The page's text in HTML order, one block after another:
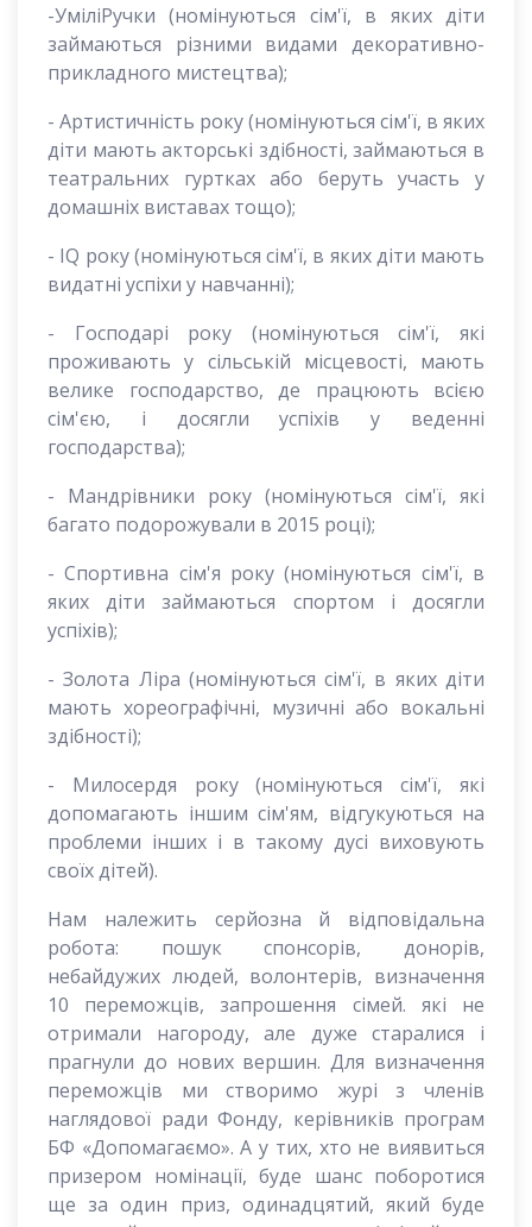
-УміліРучки (номінуються сім'ї, в яких діти
займаються різними видами декоративно-
прикладного мистецтва);
- Артистичність року (номінуються сім'ї, в яких
діти мають акторські здібності, займаються в
театральних гуртках або беруть участь у
домашніх виставах тощо);
- IQ року (номінуються сім'ї, в яких діти мають
видатні успіхи у навчанні);
- Господарі року (номінуються сім'ї, які
проживають у сільській місцевості, мають
велике господарство, де працюють всією
сім'єю, і досягли успіхів у веденні
господарства);
- Мандрівники року (номінуються сім'ї, які
багато подорожували в 2015 році);
- Спортивна сім'я року (номінуються сім'ї, в
яких діти займаються спортом і досягли
успіхів);
- Золота Ліра (номінуються сім'ї, в яких діти
мають хореографічні, музичні або вокальні
здібності);
- Милосердя року (номінуються сім'ї, які
допомагають іншим сім'ям, відгукуються на
проблеми інших і в такому дусі виховують
своїх дітей).
Нам належить серйозна й відповідальна
робота: пошук спонсорів, донорів,
небайдужих людей, волонтерів, визначення
10 переможців, запрошення сімей. які не
отримали нагороду, але дуже старалися і
прагнули до нових вершин. Для визначення
переможців ми створимо журі з членів
наглядової ради Фонду, керівників програм
БФ «Допомагаємо». А у тих, хто не виявиться
призером номінації, буде шанс поборотися
ще за один приз, одинадцятий, який буде